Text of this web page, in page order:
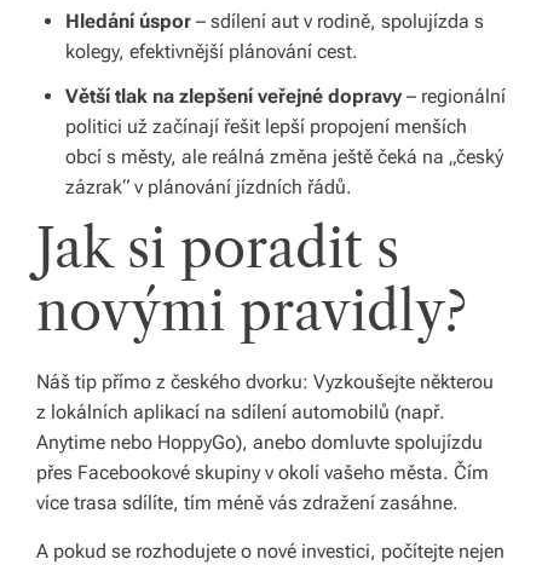
Hledání úspor – sdílení aut v rodině, spolujízda s
kolegy, efektivnější plánování cest.
Větší tlak na zlepšení veřejné dopravy – regionální
politici už začínají řešit lepší propojení menších
obcí s městy, ale reálná změna ještě čeká na „český
zázrak“ v plánování jízdních řádů.
Jak si poradit s
novými pravidly?
Náš tip přímo z českého dvorku: Vyzkoušejte některou
z lokálních aplikací na sdílení automobilů (např.
Anytime nebo HoppyGo), anebo domluvte spolujízdu
přes Facebookové skupiny v okolí vašeho města. Čím
více trasa sdílíte, tím méně vás zdražení zasáhne.
A pokud se rozhodujete o nové investici, počítejte nejen